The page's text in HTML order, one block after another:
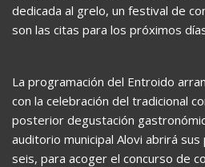
dedicada al grelo, un festival de
son las citas para los próximos
La programación del Entroido
con la celebración del tradicional
posterior degustación
auditorio municipal Alovi abrirá
seis, para acoger el concurso de